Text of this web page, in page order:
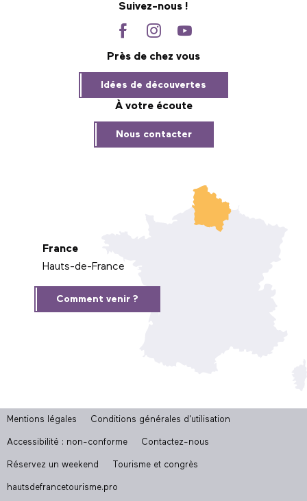
Suivez-nous !
Près de chez vous
Idées de découvertes
À votre écoute
Nous contacter
France
Hauts-de-France
Comment venir ?
Mentions légales Conditions générales d'utilisation
Accessibilité : non-conforme Contactez-nous
Réservez un weekend Tourisme et congrès
hautsdefrancetourisme.pro